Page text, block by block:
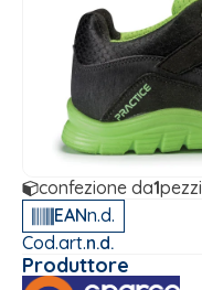
confezione da1pezzi
EANn.d.
Cod.art.n.d.
Produttore